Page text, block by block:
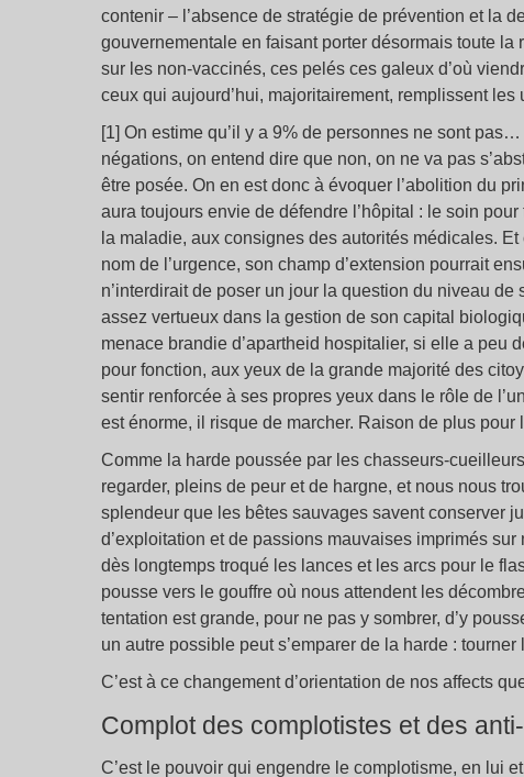
contenir – l’absence de stratégie de prévention et la
gouvernementale en faisant porter désormais toute
sur les non-vaccinés, ces pelés ces galeux d’où
ceux qui aujourd’hui, majoritairement, remplissent
[1] On estime qu’il y a 9% de personnes ne sont
négations, on entend dire que non, on ne va pas
être posée. On en est donc à évoquer l’abolition du
aura toujours envie de défendre l’hôpital : le soin
la maladie, aux consignes des autorités médicales.
nom de l’urgence, son champ d’extension pourrait
n’interdirait de poser un jour la question du niveau
assez vertueux dans la gestion de son capital
menace brandie d’apartheid hospitalier, si elle a peu
pour fonction, aux yeux de la grande majorité des
sentir renforcée à ses propres yeux dans le rôle de
est énorme, il risque de marcher. Raison de plus pour
Comme la harde poussée par les chasseurs-
regarder, pleins de peur et de hargne, et nous nous
splendeur que les bêtes sauvages savent conserver
d’exploitation et de passions mauvaises imprimés
dès longtemps troqué les lances et les arcs pour le
pousse vers le gouffre où nous attendent les
tentation est grande, pour ne pas y sombrer, d’y
un autre possible peut s’emparer de la harde :
C’est à ce changement d’orientation de nos affects
Complot des complotistes et des
C’est le pouvoir qui engendre le complotisme, en lui